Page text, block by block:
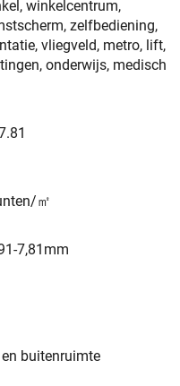
winkelcentrum,
zelfbediening,
vliegveld, metro, lift,
onderwijs, medische
㎡
7,81mm
buitenruimte